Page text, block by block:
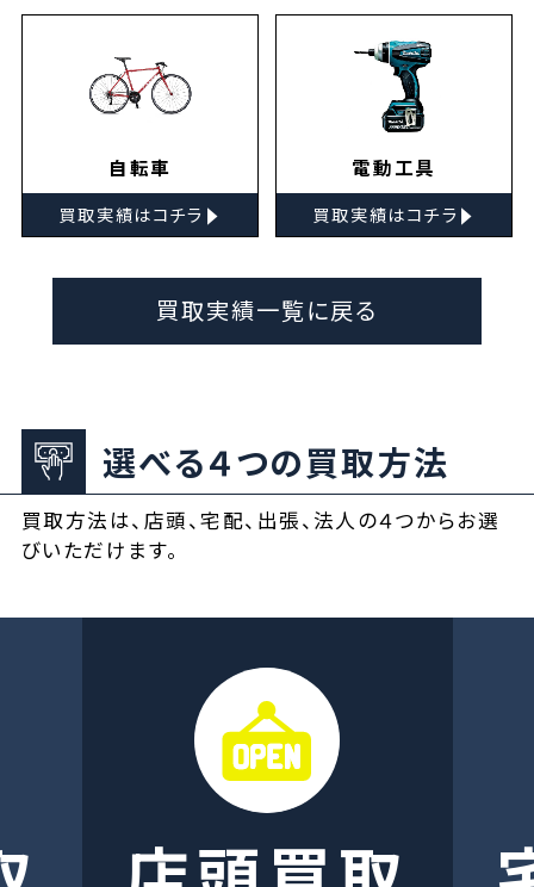
自転車
買取実績はコチラ ▸
電動工具
買取実績はコチラ ▸
買取実績一覧に戻る
選べる４つの買取方法
買取方法は、店頭、宅配、出張、法人の４つからお選
びいただけます。